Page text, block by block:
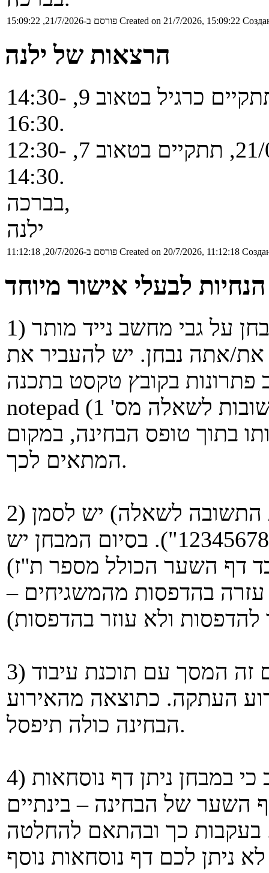
פורסם ב-21/7/2026, 15:09:22 Created on 21/7/2026, 15:09:22
הרצאות של ילנה
ההרצאה היום, ביום שני 20/07, תתקיים כרגיל בטאוב 9, 14:30-
16:30.
ההרצאה מחר, ביום שלישי 21/07, תתקיים בטאוב 7, 12:30-
14:30.
בברכה,
ילנה
פורסם ב-20/7/2026, 11:12:18 Created on 20/7/2026, 11:12:18
הנחיות לבעלי אישור מיוחד
1) לכל סטודנט/ית בעל/ת אישור להיבחן על גבי מחשב נייד מותר
את/אתה נבחן. יש להעביר את
בקובץ טקסט בתכנה
notepad (כולל תשובות לשאלה מס' 1). במידה ויינתן סעיף של
אותו בתוך טופס הבחינה, במקום
המתאים לכך.
2) בכל עמוד בתחילתו (או ליד תחילת התשובה לשאלה) יש לסמן
מספר ת''ז (למשל "שאלה 2, ת''ז 123456789"). בסיום המבחן יש
דף השער הכולל מספר ת''ז)
בהדפסות מהמשגיחים –
3) שימו לב כי המסך היחיד המותר לכם זה המסך עם תוכנת עיבוד
העתקה. כתוצאה מהאירוע
הבחינה כולה תיפסל.
4) בעלי אישור לדף נוסחאות: שימו לב כי במבחן ניתן דף נוסחאות
השער של הבחינה – בינתיים
בעקבות כך ובהתאם להחלטה